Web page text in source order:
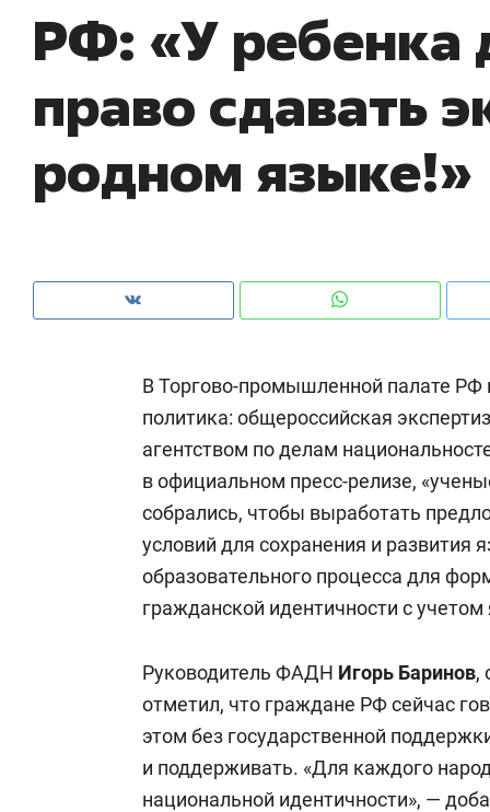
РФ: «У ребенка
право сдавать
родном языке!»
В Торгово-промышленной палате РФ
политика: общероссийская
агентством по делам
в официальном пресс-релизе,
собрались, чтобы выработать
условий для сохранения и развития
образовательного процесса для
гражданской идентичности с
Руководитель ФАДН Игорь Баринов,
отметил, что граждане РФ сейчас
этом без государственной
и поддерживать. «Для каждого
национальной идентичности», —
рынки, почему надо знать аксакалов и
чем интересен Оман?
Рекомендуем
Как ГК «МИР ГРУПП» и ВТБ
создают оазис жилого
комфорта под Казанью
Рекомендуем
150 камер
ID вместо